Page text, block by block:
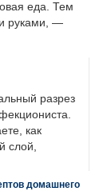
еда. Тем
руками, —
разрез
как
слой,
домашнего